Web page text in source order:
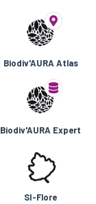
Biodiv'AURA Atlas
Biodiv'AURA Expert
SI-Flore